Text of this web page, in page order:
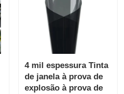
4 mil espessura Tinta
de janela à prova de
explosão à prova de